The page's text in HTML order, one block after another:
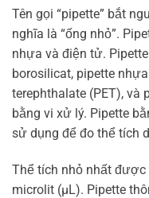
Tên gọi “pipette” bắt
nghĩa là “ống nhỏ”.
nhựa và điện tử.
borosilicat, pipette
terephthalate (PET),
bằng vi xử lý. Pipette
sử dụng để đo thể tích
Thể tích nhỏ nhất được
microlit (μL). Pipette